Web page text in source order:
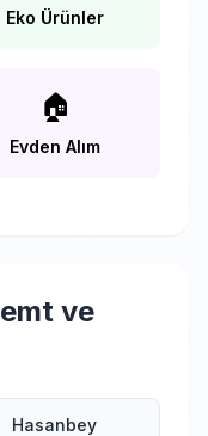
Eko Ürünler
🏠
Evden Alım
ve
Hasanbey